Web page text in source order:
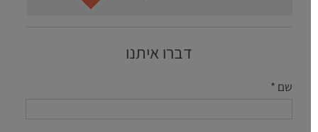
דברו איתנו
שם *